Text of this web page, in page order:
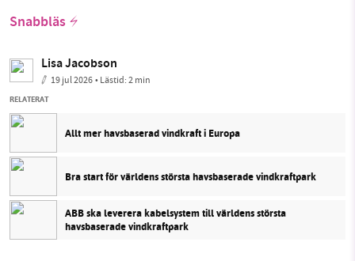
Snabbläs
Lisa Jacobson
19 jul 2026• Lästid:2 min
RELATERAT
Allt mer havsbaserad vindkraft i Europa
Bra start för världens största havsbaserade vindkraftpark
ABB ska leverera kabelsystem till världens största
havsbaserade vindkraftpark